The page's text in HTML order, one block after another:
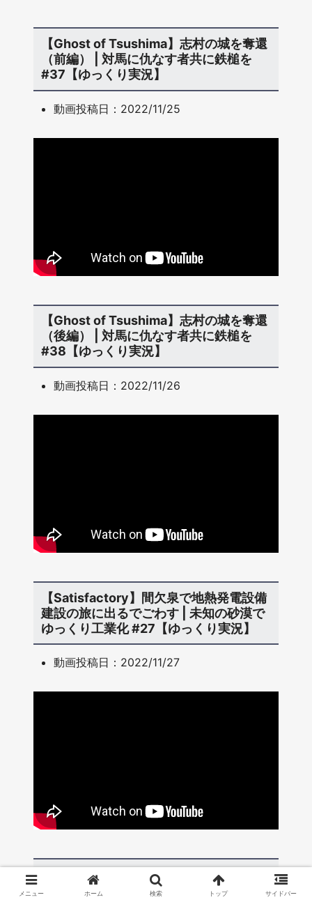
【Ghost of Tsushima】志村の城を奪還
（前編） | 対馬に仇なす者共に鉄槌を
#37【ゆっくり実況】
動画投稿日：2022/11/25
【Ghost of Tsushima】志村の城を奪還
（後編） | 対馬に仇なす者共に鉄槌を
#38【ゆっくり実況】
動画投稿日：2022/11/26
【Satisfactory】間欠泉で地熱発電設備
建設の旅に出るでごわす | 未知の砂漠で
ゆっくり工業化 #27【ゆっくり実況】
動画投稿日：2022/11/27
【Satisfactory】窒素ガスを資源井加圧
機で掘り起こして、熱推進型ロケットを
メニュー ホーム 検索 トップ サイドバー